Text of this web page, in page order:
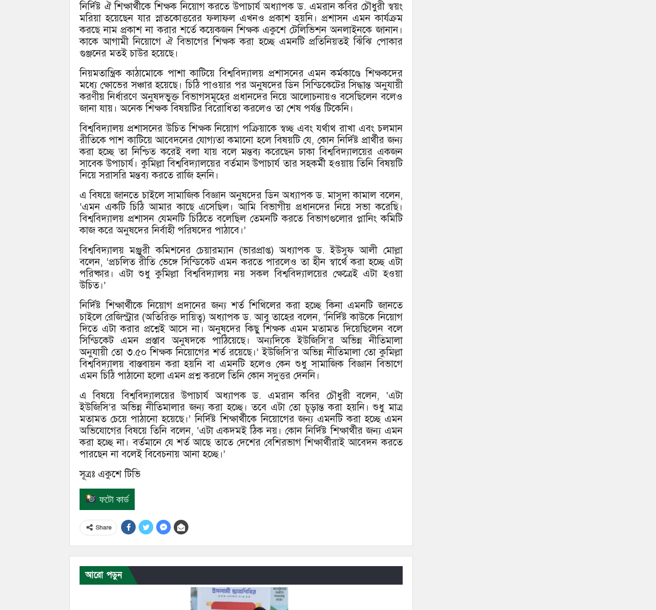
নির্দিষ্ট ঐ শিক্ষার্থীকে শিক্ষক নিয়োগ করতে উপাচার্য অধ্যাপক ড. এমরান কবির চৌধুরী স্বয়ং
মরিয়া হয়েছেন যার স্নাতকোত্তরের ফলাফল এখনও প্রকাশ হয়নি। প্রশাসন এমন কার্যক্রম
করছে নাম প্রকাশ না করার শর্তে কয়েকজন শিক্ষক একুশে টেলিভিশন অনলাইনকে জানান।
কাকে আগামী নিয়োগে ঐ বিভাগের শিক্ষক করা হচ্ছে এমনটি প্রতিনিয়তই ঝিঁঝি পোকার
গুঞ্জনের মতই চাউর হয়েছে।
নিয়মতান্ত্রিক কাঠামোকে পাশা কাটিয়ে বিশ্ববিদ্যালয় প্রশাসনের এমন কর্মকাণ্ডে শিক্ষকদের
মধ্যে ক্ষোভের সঞ্চার হয়েছে। চিঠি পাওয়ার পর অনুষদের ডিন সিন্ডিকেটের সিদ্ধান্ত অনুযায়ী
করণীয় নির্ধারণে অনুষদভুক্ত বিভাগসমূহের প্রধানদের নিয়ে আলোচনায়ও বসেছিলেন বলেও
জানা যায়। অনেক শিক্ষক বিষয়টির বিরোধিতা করলেও তা শেষ পর্যন্ত টিকেনি।
বিশ্ববিদ্যালয় প্রশাসনের উচিত শিক্ষক নিয়োগ পক্রিয়াকে স্বচ্ছ এবং যর্থাথ রাখা এবং চলমান
রীতিকে পাশ কাটিয়ে আবেদনের যোগ্যতা কমানো হলে বিষয়টি যে, কোন নির্দিষ্ট প্রার্থীর জন্য
করা হচ্ছে তা নিশ্চিত করেই বলা যায় বলে মন্তব্য করেছেন ঢাকা বিশ্ববিদ্যালয়ের একজন
সাবেক উপাচার্য। কুমিল্লা বিশ্ববিদ্যালয়ের বর্তমান উপাচার্য তার সহকর্মী হওয়ায় তিনি বিষয়টি
নিয়ে সরাসরি মন্তব্য করতে রাজি হননি।
এ বিষয়ে জানতে চাইলে সামাজিক বিজ্ঞান অনুষদের ডিন অধ্যাপক ড. মাসুদা কামাল বলেন,
‘এমন একটি চিঠি আমার কাছে এসেছিল। আমি বিভাগীয় প্রধানদের নিয়ে সভা করেছি।
বিশ্ববিদ্যালয় প্রশাসন যেমনটি চিঠিতে বলেছিল তেমনটি করতে বিভাগগুলোর প্লানিং কমিটি
কাজ করে অনুষদের নির্বাহী পরিষদের পাঠাবে।’
বিশ্ববিদ্যালয় মঞ্জুরী কমিশনের চেয়ারম্যান (ভারপ্রাপ্ত) অধ্যাপক ড. ইউসুফ আলী মোল্লা
বলেন, ‘প্রচলিত রীতি ভেঙ্গে সিন্ডিকেট এমন করতে পারলেও তা হীন স্বার্থে করা হচ্ছে এটা
পরিষ্কার। এটা শুধু কুমিল্লা বিশ্ববিদ্যালয় নয় সকল বিশ্ববিদ্যালয়ের ক্ষেত্রেই এটা হওয়া
উচিত।’
নির্দিষ্ট শিক্ষার্থীকে নিয়োগ প্রদানের জন্য শর্ত শিথিলের করা হচ্ছে কিনা এমনটি জানতে
চাইলে রেজিস্ট্রার (অতিরিক্ত দায়িত্ব) অধ্যাপক ড. আবু তাহের বলেন, ‘নির্দিষ্ট কাউকে নিয়োগ
দিতে এটা করার প্রশ্নেই আসে না। অনুষদের কিছু শিক্ষক এমন মতামত দিয়েছিলেন বলে
সিন্ডিকেট এমন প্রস্তাব অনুষদকে পাঠিয়েছে। অন্যদিকে ইউজিসি’র অভিন্ন নীতিমালা
অনুযায়ী তো ৩.৫০ শিক্ষক নিয়োগের শর্ত রয়েছে।’ ইউজিসি’র অভিন্ন নীতিমালা তো কুমিল্লা
বিশ্ববিদ্যালয় বাস্তবায়ন করা হয়নি বা এমনটি হলেও কেন শুধু সামাজিক বিজ্ঞান বিভাগে
এমন চিঠি পাঠানো হলো এমন প্রশ্ন করলে তিনি কোন সদুত্তর দেননি।
এ বিষয়ে বিশ্ববিদ্যালয়ের উপাচার্য অধ্যাপক ড. এমরান কবির চৌধুরী বলেন, ‘এটা
ইউজিসি’র অভিন্ন নীতিমালার জন্য করা হচ্ছে। তবে এটা তো চূড়ান্ত করা হয়নি। শুধু মাত্র
মতামত চেয়ে পাঠানো হয়েছে।’ নির্দিষ্ট শিক্ষার্থীকে নিয়োগের জন্য এমনটি করা হচ্ছে এমন
অভিযোগের বিষয়ে তিনি বলেন, ‘এটা একদমই ঠিক নয়। কোন নির্দিষ্ট শিক্ষার্থীর জন্য এমন
করা হচ্ছে না। বর্তমানে যে শর্ত আছে তাতে দেশের বেশিরভাগ শিক্ষার্থীরাই আবেদন করতে
পারছেন না বলেই বিবেচনায় আনা হচ্ছে।’
সূত্রঃ একুশে টিভি
ফটো কার্ড
Share
আরো পড়ুন